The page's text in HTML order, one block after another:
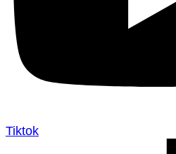
Tiktok